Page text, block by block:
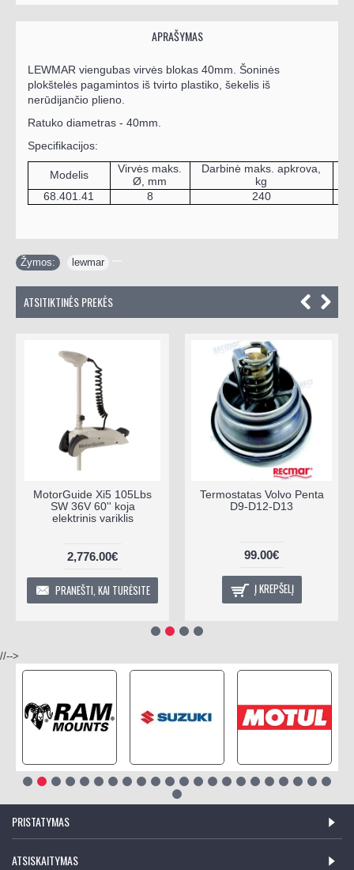
APRAŠYMAS
LEWMAR viengubas virvės blokas 40mm. Šoninės
plokštelės pagamintos iš tvirto plastiko, šekelis iš
nerūdijančio plieno.
Ratuko diametras - 40mm.
Specifikacijos:
Modelis
Virvės maks.
Ø, mm
Darbinė maks. apkrova,
kg
68.401.41
8 240
Žymos: lewmar
ATSITIKTINĖS PREKĖS
MotorGuide Xi5 105Lbs
SW 36V 60'' koja
elektrinis variklis
2,776.00€
PRANEŠTI, KAI TURĖSITE
Termostatas Volvo Penta
D9-D12-D13
99.00€
Į KREPŠELĮ
//-->
PRISTATYMAS
ATSISKAITYMAS